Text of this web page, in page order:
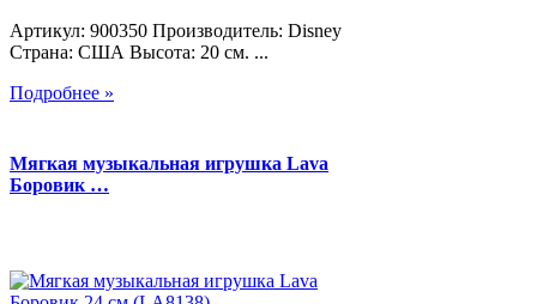
Артикул: 900350 Производитель: Disney
Страна: США Высота: 20 см. ...
Подробнее »
Мягкая музыкальная игрушка Lava
Боровик …